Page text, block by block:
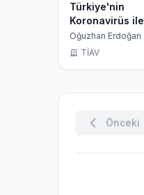
Türkiye'nin
Koronavirüs ile
Mücadelesinde
Belediyeler
Oğuzhan Erdoğan
TİAV
Önceki